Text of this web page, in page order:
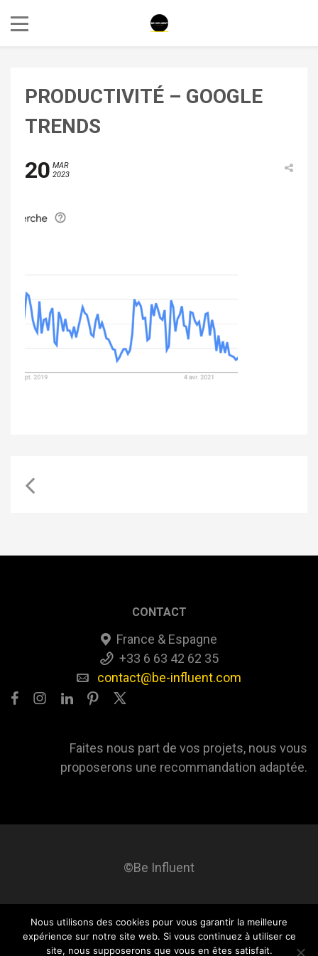
PRODUCTIVITÉ – GOOGLE
TRENDS
20 MAR
2023
CONTACT
France & Espagne
+33 6 63 42 62 35
contact@be-influent.com
Faites nous part de vos projets, nous vous
proposerons une recommandation adaptée.
©Be Influent
Be influent A propos Blog Contact Mentions légales
Nous utilisons des cookies pour vous garantir la meilleure
expérience sur notre site web. Si vous continuez à utiliser ce
site, nous supposerons que vous en êtes satisfait.